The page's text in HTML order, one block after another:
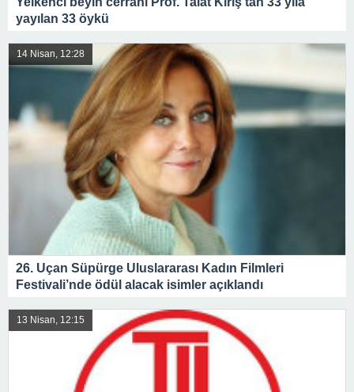
yayılan 33 öykü
14 Nisan, 12:28
26. Uçan Süpürge Uluslararası Kadın Filmleri
Festivali’nde ödül alacak isimler açıklandı
13 Nisan, 12:15